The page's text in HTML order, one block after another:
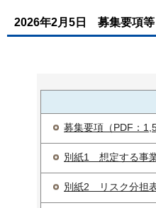
2026年2月5日 募集要項等
募集要項（PDF：
別紙1 想定する事
別紙2 リスク分担